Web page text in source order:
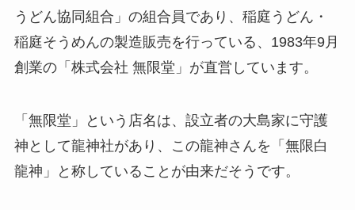
うどん協同組合」の組合員であり、稲庭うどん・
稲庭そうめんの製造販売を行っている、1983年9月
創業の「株式会社 無限堂」が直営しています。
「無限堂」という店名は、設立者の大島家に守護
神として龍神社があり、この龍神さんを「無限白
龍神」と称していることが由来だそうです。